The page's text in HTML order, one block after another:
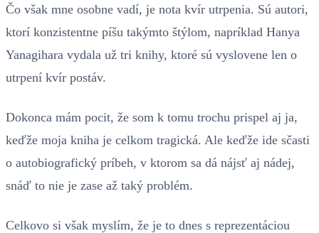
Čo však mne osobne vadí, je nota kvír utrpenia. Sú autori,
ktorí konzistentne píšu takýmto štýlom, napríklad Hanya
Yanagihara vydala už tri knihy, ktoré sú vyslovene len o
utrpení kvír postáv.
Dokonca mám pocit, že som k tomu trochu prispel aj ja,
keďže moja kniha je celkom tragická. Ale keďže ide sčasti
o autobiografický príbeh, v ktorom sa dá nájsť aj nádej,
snáď to nie je zase až taký problém.
Celkovo si však myslím, že je to dnes s reprezentáciou